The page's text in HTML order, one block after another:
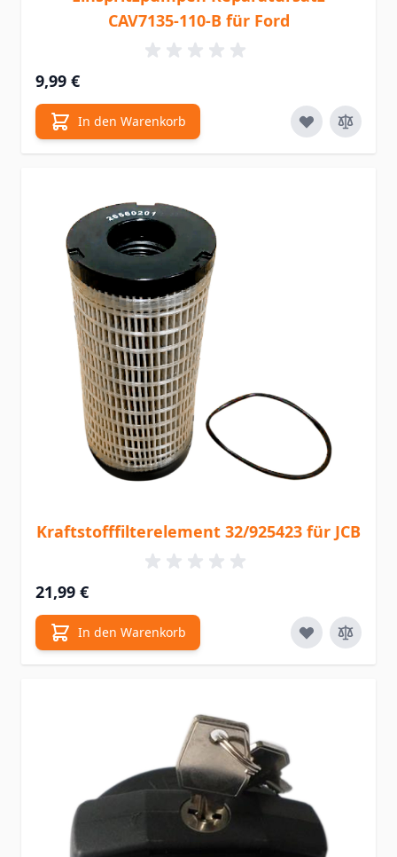
CAV7135-110-B für Ford
9,99 €
In den Warenkorb
Kraftstofffilterelement 32/925423 für JCB
21,99 €
In den Warenkorb